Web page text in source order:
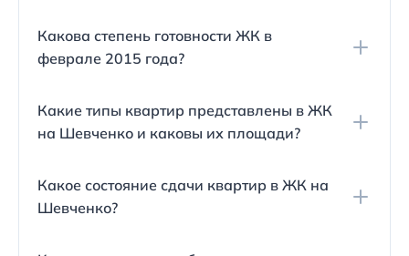
начиналась с 55 тысяч рублей за квадратный
метр. В начале 2015 года стоимость поднялась
Какова степень готовности ЖК в
феврале 2015 года?
оставалось не более 40%.
Какие типы квартир представлены в ЖК
на Шевченко и каковы их площади?
различной площади от 35.88 до 66,5 квадратных
метров — это однокомнатные и двухкомнатные
Какое состояние сдачи квартир в ЖК на
Шевченко?